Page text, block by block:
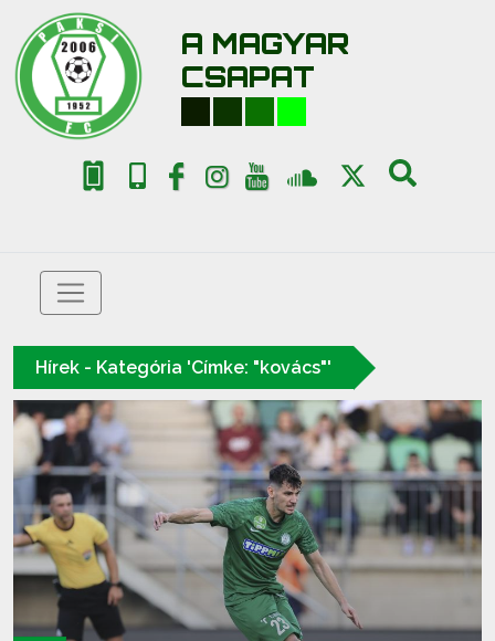
A MAGYAR
CSAPAT
Hírek - Kategória 'Címke: "kovács"'